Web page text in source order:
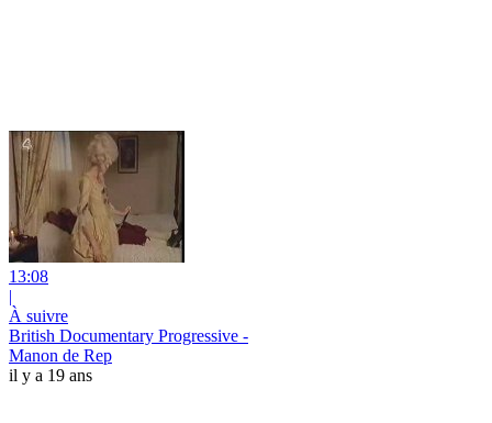
13:08
|
À suivre
British Documentary Progressive -
Manon de Rep
il y a 19 ans